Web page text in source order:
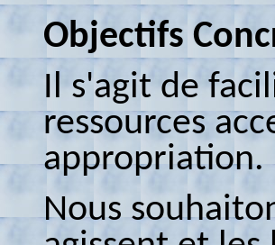
Objectifs
Il s'agit de
ressources
appropriation.
Nous